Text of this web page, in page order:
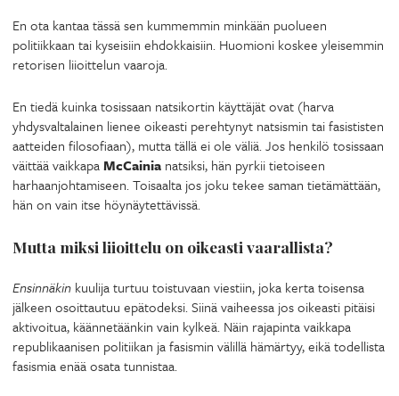
En ota kantaa tässä sen kummemmin minkään puolueen
politiikkaan tai kyseisiin ehdokkaisiin. Huomioni koskee yleisemmin
retorisen liioittelun vaaroja.
En tiedä kuinka tosissaan natsikortin käyttäjät ovat (harva
yhdysvaltalainen lienee oikeasti perehtynyt natsismin tai fasististen
aatteiden filosofiaan), mutta tällä ei ole väliä. Jos henkilö tosissaan
väittää vaikkapaMcCainia natsiksi, hän pyrkii tietoiseen
harhaanjohtamiseen. Toisaalta jos joku tekee saman tietämättään,
hän on vain itse höynäytettävissä.
Mutta miksi liioittelu on oikeasti vaarallista?
Ensinnäkin kuulija turtuu toistuvaan viestiin, joka kerta toisensa
jälkeen osoittautuu epätodeksi. Siinä vaiheessa jos oikeasti pitäisi
aktivoitua, käännetäänkin vain kylkeä. Näin rajapinta vaikkapa
republikaanisen politiikan ja fasismin välillä hämärtyy, eikä todellista
fasismia enää osata tunnistaa.